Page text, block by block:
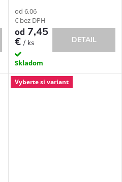
od 6,06
€ bez DPH
od 7,45
€/ ks
Skladom
DETAIL
Vyberte si variant